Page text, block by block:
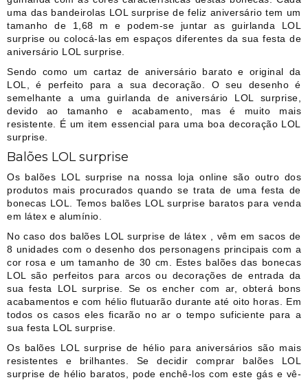
uma das bandeirolas LOL surprise de feliz aniversário tem um
tamanho de 1,68 m e podem-se juntar as guirlanda LOL
surprise ou colocá-las em espaços diferentes da sua festa de
aniversário LOL surprise.
Sendo como um cartaz de aniversário barato e original da
LOL, é perfeito para a sua decoração. O seu desenho é
semelhante a uma guirlanda de aniversário LOL surprise,
devido ao tamanho e acabamento, mas é muito mais
resistente. É um item essencial para uma boa decoração LOL
surprise.
Balões LOL surprise
Os balões LOL surprise na nossa loja online são outro dos
produtos mais procurados quando se trata de uma festa de
bonecas LOL. Temos balões LOL surprise baratos para venda
em látex e alumínio.
No caso dos balões LOL surprise de látex , vêm em sacos de
8 unidades com o desenho dos personagens principais com a
cor rosa e um tamanho de 30 cm. Estes balões das bonecas
LOL são perfeitos para arcos ou decorações de entrada da
sua festa LOL surprise. Se os encher com ar, obterá bons
acabamentos e com hélio flutuarão durante até oito horas. Em
todos os casos eles ficarão no ar o tempo suficiente para a
sua festa LOL surprise.
Os balões LOL surprise de hélio para aniversários são mais
resistentes e brilhantes. Se decidir comprar balões LOL
surprise de hélio baratos, pode enchê-los com este gás e vê-